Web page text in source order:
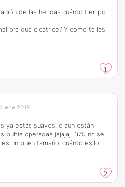
de las heridas cuánto tiempo
pra que cicatrice? Y como te las
1
4 ene 2019
ya estás suaves, o aun están
bubis operadas jajajaj. 375 no se
un buen tamaño, cuánto es lo
2